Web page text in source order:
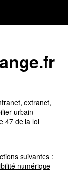
extranet,
urbain
47 de la loi
suivantes :
numérique